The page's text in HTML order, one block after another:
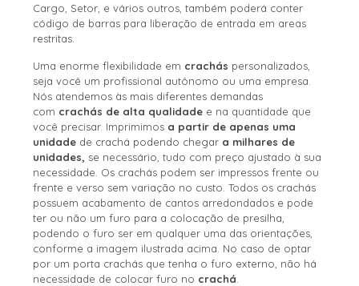
Cargo, Setor, e vários outros, também poderá conter
código de barras para liberação de entrada em areas
restritas.
Uma enorme flexibilidade em crachás personalizados,
seja você um profissional autônomo ou uma empresa.
Nós atendemos às mais diferentes demandas
com crachás de alta qualidadee na quantidade que
você precisar. Imprimimos a partir de apenas uma
unidadede crachá podendo chegar a milhares de
unidades, se necessário, tudo com preço ajustado à sua
necessidade. Os crachás podem ser impressos frente ou
frente e verso sem variação no custo. Todos os crachás
possuem acabamento de cantos arredondados e pode
ter ou não um furo para a colocação de presilha,
podendo o furo ser em qualquer uma das orientações,
conforme a imagem ilustrada acima. No caso de optar
por um porta crachás que tenha o furo externo, não há
necessidade de colocar furo no crachá